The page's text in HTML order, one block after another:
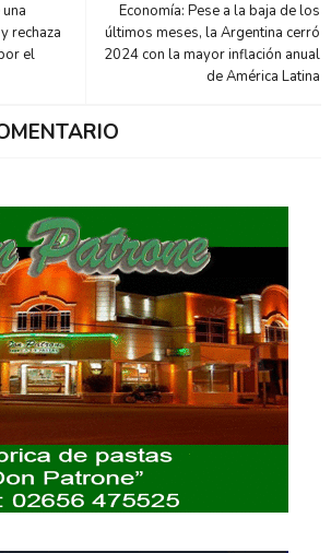
Economía: Pese a la baja de los
últimos meses, la Argentina cerró
2024 con la mayor inflación anual
de América Latina
rechaza
el